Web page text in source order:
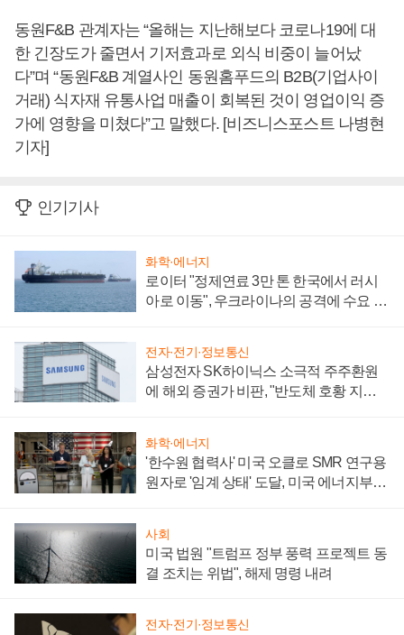
동원F&B 관계자는 “올해는 지난해보다 코로나19에 대
한 긴장도가 줄면서 기저효과로 외식 비중이 늘어났
다”며 “동원F&B 계열사인 동원홈푸드의 B2B(기업사이
거래) 식자재 유통사업 매출이 회복된 것이 영업이익 증
가에 영향을 미쳤다”고 말했다. [비즈니스포스트 나병현
기자]
인기기사
화학·에너지
로이터 "정제연료 3만 톤 한국에서 러시
아로 이동", 우크라이나의 공격에 수요 늘
전자·전기·정보통신
삼성전자 SK하이닉스 소극적 주주환원
에 해외 증권가 비판, "반도체 호황 지속
화학·에너지
'한수원 협력사' 미국 오클로 SMR 연구용
원자로 '임계 상태' 도달, 미국 에너지부
사회
미국 법원 "트럼프 정부 풍력 프로젝트 동
결 조치는 위법", 해제 명령 내려
전자·전기·정보통신